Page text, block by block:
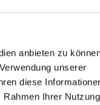
anbieten zu
unserer
diese
Ihrer Nutzung